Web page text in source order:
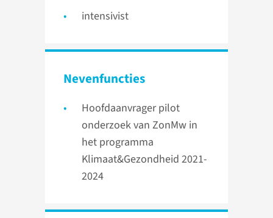
intensivist
Nevenfuncties
Hoofdaanvrager pilot
onderzoek van ZonMw in
het programma
Klimaat&Gezondheid 2021-
2024